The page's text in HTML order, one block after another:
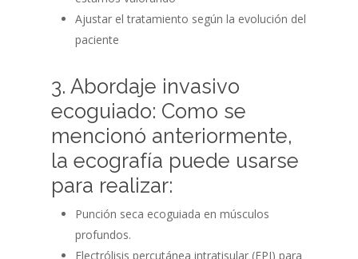
Ajustar el tratamiento según la evolución del
paciente
3. Abordaje invasivo
ecoguiado: Como se
mencionó anteriormente,
la ecografía puede usarse
para realizar:
Punción seca ecoguiada en músculos
profundos.
Electrólisis percutánea intratisular (EPI) para